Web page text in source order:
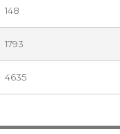
148
1793
4635